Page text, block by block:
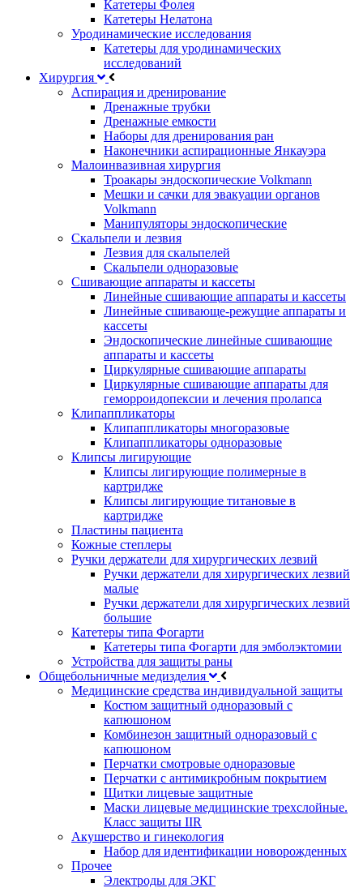
Катетеры Фолея
Катетеры Нелатона
Уродинамические исследования
Катетеры для уродинамических
исследований
Хирургия
Аспирация и дренирование
Дренажные трубки
Дренажные емкости
Наборы для дренирования ран
Наконечники аспирационные Янкауэра
Малоинвазивная хирургия
Троакары эндоскопические Volkmann
Мешки и сачки для эвакуации органов
Volkmann
Манипуляторы эндоскопические
Скальпели и лезвия
Лезвия для скальпелей
Скальпели одноразовые
Сшивающие аппараты и кассеты
Линейные сшивающие аппараты и кассеты
Линейные сшивающе-режущие аппараты и
кассеты
Эндоскопические линейные сшивающие
аппараты и кассеты
Циркулярные сшивающие аппараты
Циркулярные сшивающие аппараты для
геморроидопексии и лечения пролапса
Клипаппликаторы
Клипаппликаторы многоразовые
Клипаппликаторы одноразовые
Клипсы лигирующие
Клипсы лигирующие полимерные в
картридже
Клипсы лигирующие титановые в
картридже
Пластины пациента
Кожные степлеры
Ручки держатели для хирургических лезвий
Ручки держатели для хирургических лезвий
малые
Ручки держатели для хирургических лезвий
большие
Катетеры типа Фогарти
Катетеры типа Фогарти для эмболэктомии
Устройства для защиты раны
Общебольничные медизделия
Медицинские средства индивидуальной защиты
Костюм защитный одноразовый с
капюшоном
Комбинезон защитный одноразовый с
капюшоном
Перчатки смотровые одноразовые
Перчатки с антимикробным покрытием
Щитки лицевые защитные
Маски лицевые медицинские трехслойные.
Класс защиты IIR
Акушерство и гинекология
Набор для идентификации новорожденных
Прочее
Электроды для ЭКГ